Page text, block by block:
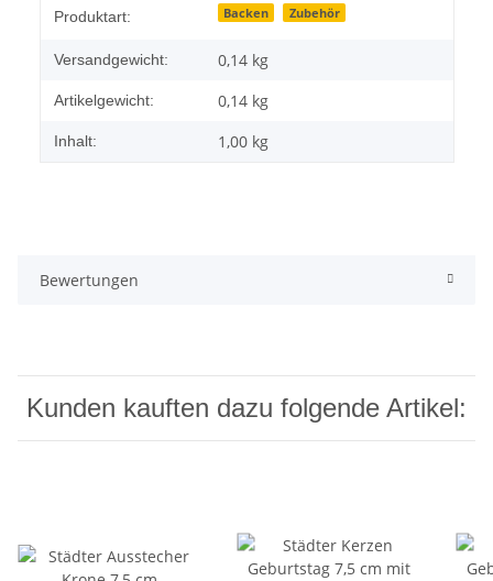
Produkteigenschaft
Wert
Produktart: Backen Zubehör
Versandgewicht: 0,14 kg
Artikelgewicht: 0,14 kg
Inhalt: 1,00 kg
Bewertungen
Kunden kauften dazu folgende Artikel: